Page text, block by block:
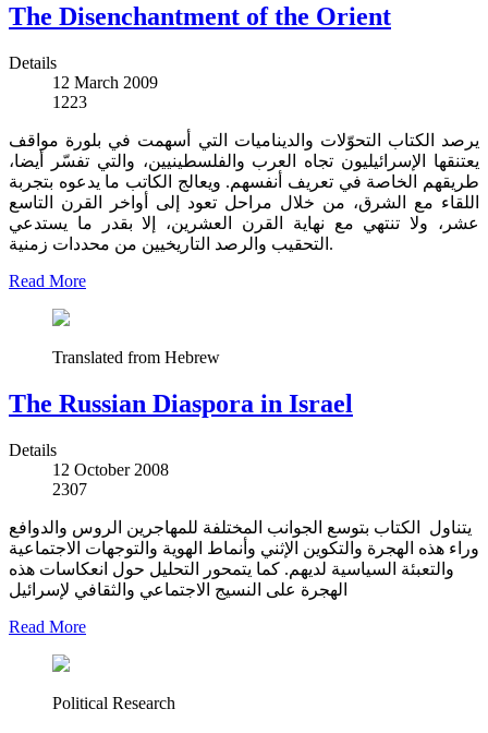
The Disenchantment of the Orient
Details
12 March 2009
1223
يرصد الكتاب التحوّلات والديناميات التي أسهمت في بلورة مواقف
يعتنقها الإسرائيليون تجاه العرب والفلسطينيين، والتي تفسّر أيضا،
طريقهم الخاصة في تعريف أنفسهم. ويعالج الكاتب ما يدعوه بتجربة
اللقاء مع الشرق، من خلال مراحل تعود إلى أواخر القرن التاسع
عشر، ولا تنتهي مع نهاية القرن العشرين، إلا بقدر ما يستدعي
التحقيب والرصد التاريخيين من محددات زمنية.
Read More
Translated from Hebrew
The Russian Diaspora in Israel
Details
12 October 2008
2307
يتناول الكتاب بتوسع الجوانب المختلفة للمهاجرين الروس والدوافع
وراء هذه الهجرة والتكوين الإثني وأنماط الهوية والتوجهات الاجتماعية
والتعبئة السياسية لديهم. كما يتمحور التحليل حول انعكاسات هذه
الهجرة على النسيج الاجتماعي والثقافي لإسرائيل
Read More
Political Research